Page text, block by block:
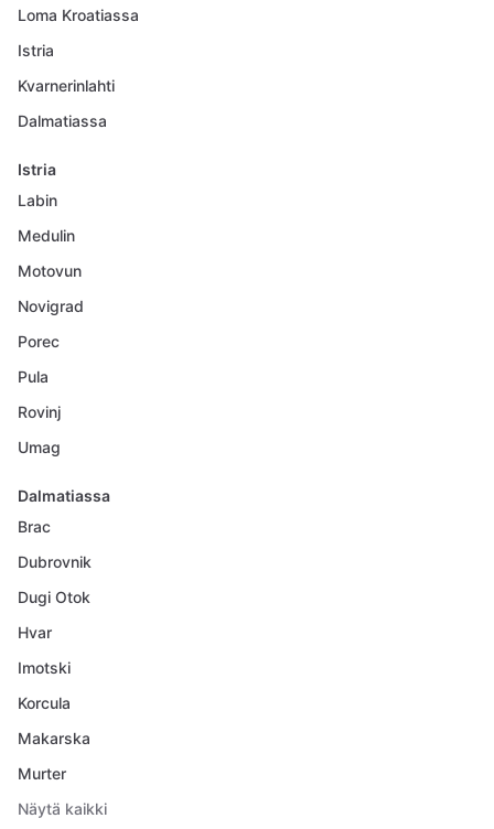
Loma Kroatiassa
Istria
Kvarnerinlahti
Dalmatiassa
Istria
Labin
Medulin
Motovun
Novigrad
Porec
Pula
Rovinj
Umag
Dalmatiassa
Brac
Dubrovnik
Dugi Otok
Hvar
Imotski
Korcula
Makarska
Murter
Näytä kaikki